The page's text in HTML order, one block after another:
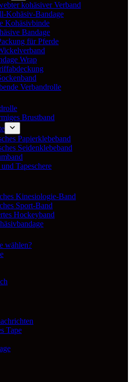
kohäsiver Verband
Kohäsiv-Bandage
Kohäsivbinde
Bandage
für Pferde
Wrap
Verbandrolle
Brustband
Papierklebeband
Seidenklebeband
Tapeschere
Kinesiologie-Band
Sport-Band
Hockeyband
wählen?
Tape